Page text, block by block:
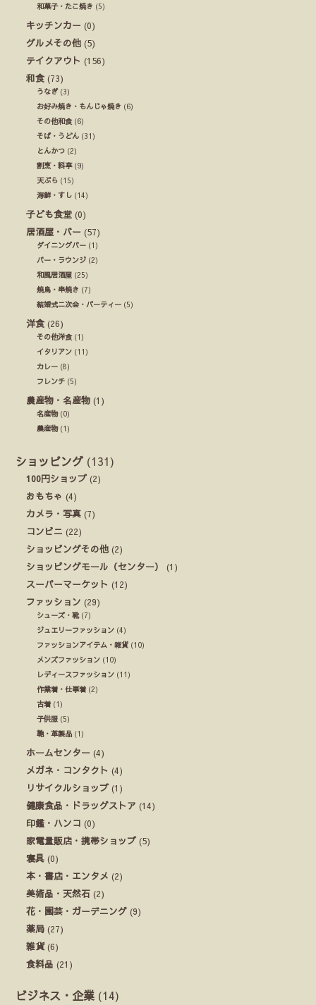
和菓子・たこ焼き (5)
キッチンカー (0)
グルメその他 (5)
テイクアウト (156)
和食 (73)
うなぎ(3)
お好み焼き・もんじゃ焼き (6)
その他和食(6)
そば・うどん (31)
とんかつ (2)
割烹・料亭(9)
天ぷら (15)
海鮮・すし (14)
子ども食堂 (0)
居酒屋・バー (57)
ダイニングバー (1)
バー・ラウンジ (2)
和風居酒屋 (25)
焼鳥・串焼き (7)
結婚式ニ次会・パーティー (5)
洋食 (26)
その他洋食(1)
イタリアン (11)
カレー (8)
フレンチ (5)
農産物・名産物 (1)
名産物(0)
農産物(1)
ショッピング (131)
100円ショップ (2)
おもちゃ (4)
カメラ・写真 (7)
コンビニ (22)
ショッピングその他 (2)
ショッピングモール（センター）
(1)
スーパーマーケット (12)
ファッション (29)
シューズ・靴(7)
ジュエリーファッション (4)
ファッションアイテム・雑貨 (10)
メンズファッション (10)
レディースファッション (11)
作業着・仕事着 (2)
古着 (1)
子供服 (5)
鞄・革製品 (1)
ホームセンター (4)
メガネ・コンタクト (4)
リサイクルショップ (1)
健康食品・ドラッグストア (14)
印鑑・ハンコ (0)
家電量販店・携帯ショップ (5)
寝具 (0)
本・書店・エンタメ (2)
美術品・天然石 (2)
花・園芸・ガーデニング (9)
薬局 (27)
雑貨(6)
食料品 (21)
ビジネス・企業 (14)